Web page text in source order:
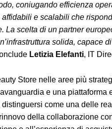
coniugando efficienza
e scalabili che
La scelta di un partner
solida, capace
Letizia Elefanti, IT
Store nelle aree più
e una
come una delle
della collaborazione